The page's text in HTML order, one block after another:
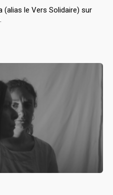
(alias le Vers Solidaire) sur